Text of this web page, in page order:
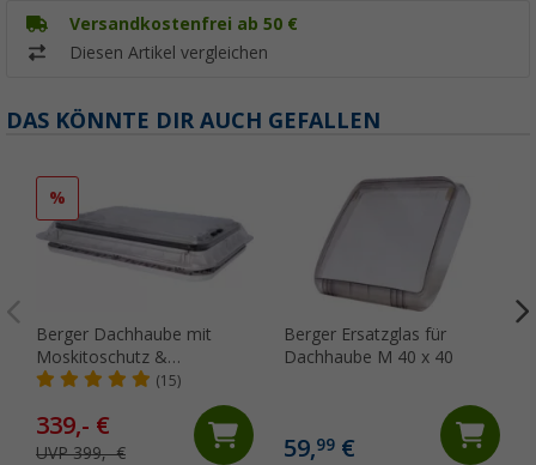
Versandkostenfrei ab 50 €
Diesen Artikel vergleichen
DAS KÖNNTE DIR AUCH GEFALLEN
%
Berger Dachhaube mit
Moskitoschutz &
Verdunkelungsrollo 70 x 50
cm Transparent mit LED
(15)
339,- €
UVP 399,- €
Berger Ersatzglas für
Dachhaube M 40 x 40
59,99€